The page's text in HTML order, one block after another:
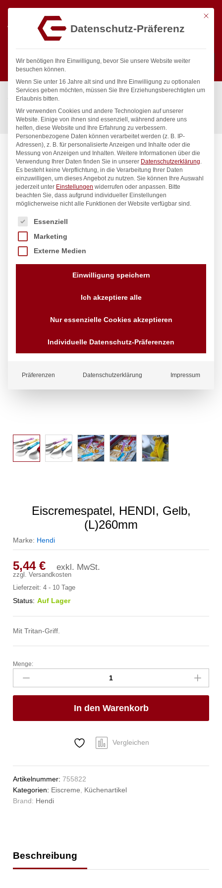
Suchen
Start / Gastronomiebedarf & Gastro Geräte für Profis
Küchenartikel
Eiscreme
Eiscremespatel, HENDI, Gelb, (L)260mm
Eiscremespatel, HENDI, Gelb,
(L)260mm
Marke: Hendi
5,44€ exkl. MwSt.
zzgl.Versandkosten
Lieferzeit:4 - 10 Tage
Status: Auf Lager
Mit Tritan-Griff.
Eiscremespatel,
HENDI,
Gelb,
(L)260mm
Menge:
In den Warenkorb
Vergleichen
Artikelnummer:755822
Kategorien: Eiscreme
Küchenartikel
Brand: Hendi
Beschreibung
Mit
Datenschutz-Präferenz
Wir benötigen Ihre Einwilligung, bevor Sie unsere Website weiter
besuchen können.
Wenn Sie unter 16 Jahre alt sind und Ihre Einwilligung zu optionalen
Services geben möchten, müssen Sie Ihre Erziehungsberechtigten um
Erlaubnis bitten.
Wir verwenden Cookies und andere Technologien auf unserer
Website. Einige von ihnen sind essenziell, während andere uns
helfen, diese Website und Ihre Erfahrung zu verbessern.
Personenbezogene Daten können verarbeitet werden (z. B. IP-
Adressen), z. B. für personalisierte Anzeigen und Inhalte oder die
Messung von Anzeigen und Inhalten. Weitere Informationen über die
Verwendung Ihrer Daten finden Sie in unserer Datenschutzerklärung.
Es besteht keine Verpflichtung, in die Verarbeitung Ihrer Daten
einzuwilligen, um dieses Angebot zu nutzen. Sie können Ihre Auswahl
jederzeit unter Einstellungen widerrufen oder anpassen. Bitte
beachten Sie, dass aufgrund individueller Einstellungen
möglicherweise nicht alle Funktionen der Website verfügbar sind.
Es folgt eine Liste der Service-Gruppen, für die eine
Essenziell
Marketing
Externe Medien
Einwilligung speichern
Ich akzeptiere alle
Nur essenzielle Cookies akzeptieren
Individuelle Datenschutz-Präferenzen
Präferenzen Datenschutzerklärung Impressum